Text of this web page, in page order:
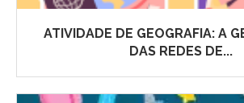
ATIVIDADE DE GEOGRAFIA: A
DAS REDES DE...